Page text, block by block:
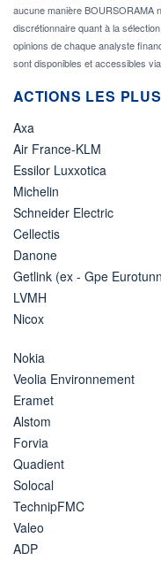
aucune manière BOURSORAMA
discrétionnaire quant à la
opinions de chaque analyste
sont disponibles et accessibles
ACTIONS LES
Axa
Air France-KLM
Essilor Luxxotica
Michelin
Schneider Electric
Cellectis
Danone
Getlink (ex - Gpe
LVMH
Nicox
Nokia
Veolia Environnement
Eramet
Alstom
Forvia
Quadient
Solocal
TechnipFMC
Valeo
ADP